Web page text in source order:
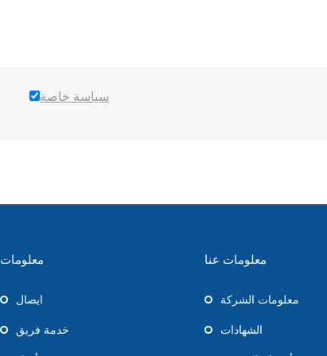
سياسة خاصة
معلومات
ايصال
خدمة فريق
معلومات عنا
معلومات الشركة
الشهادات